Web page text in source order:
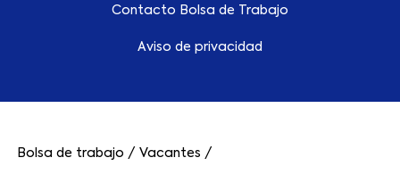
Contacto Bolsa de Trabajo
Aviso de privacidad
Bolsa de trabajo / Vacantes /